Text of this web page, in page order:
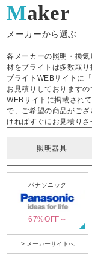
Maker
メーカーから選ぶ
各メーカーの照明・換
材をブライトは多数取り
ブライトWEBサイトに
お見積りしております
WEBサイトに掲載され
で、ご希望の商品がご
ければすぐにお見積りさ
照明器具
パナソニック
67%OFF～
> メーカーサイトへ